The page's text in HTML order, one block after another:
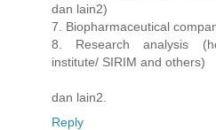
dan lain2)
7. Biopharmaceutical
8. Research analysis
institute/ SIRIM and others)
dan lain2.
Reply